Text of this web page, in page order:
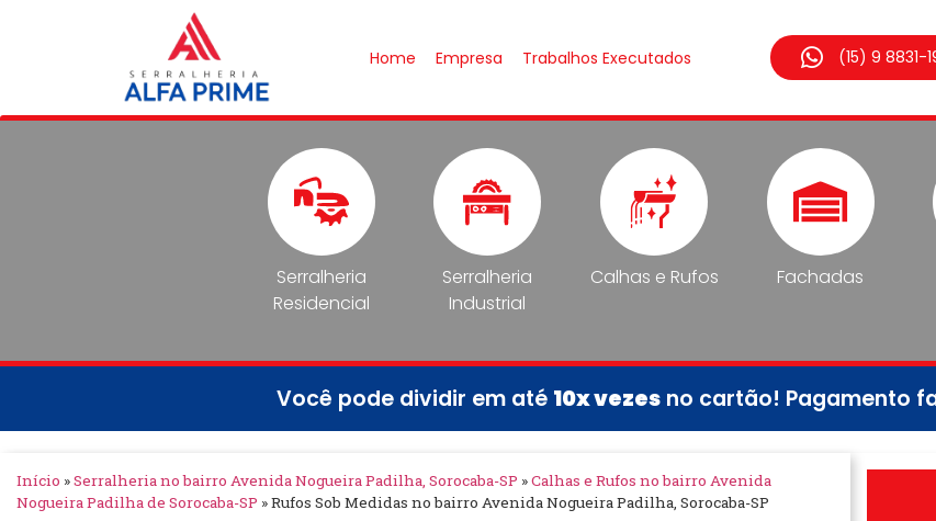
Home Empresa Trabalhos Executados (15) 9 8831-
Serralheria
Residencial
Serralheria
Industrial
Calhas e Rufos Fachadas
Você pode dividir em até 10x vezesno cartão! Pagamento
Início »Serralheria no bairro Avenida Nogueira Padilha, Sorocaba-SP »Calhas e Rufos no bairro Avenida
Nogueira Padilha de Sorocaba-SP »Rufos Sob Medidas no bairro Avenida Nogueira Padilha, Sorocaba-SP